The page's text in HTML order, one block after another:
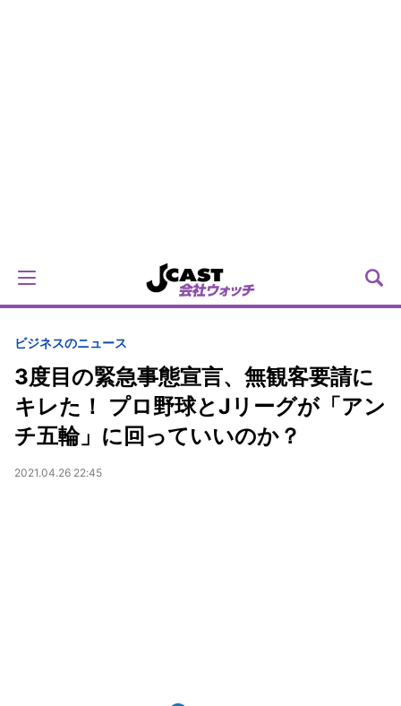
ビジネスのニュース
3度目の緊急事態宣言、無観客要請に
キレた！ プロ野球とJリーグが「アン
チ五輪」に回っていいのか？
2021.04.26 22:45